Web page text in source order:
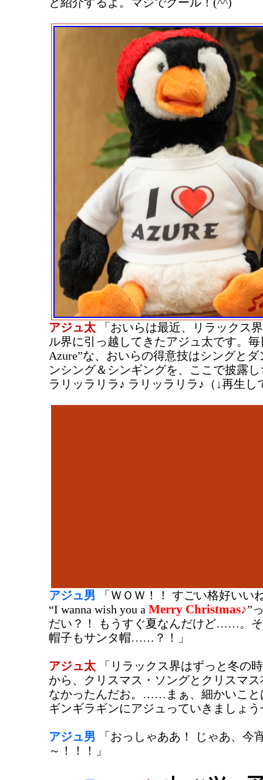
アジュ太 「おいらは最近、リラックス
ル界に引っ越してきたアジュ太です。毎
Azure”な、おいらの得意技はシングと
ンシング＆シンギングを、ここで披露
ラリッラリラ♪ ラリッラリラ♪（↓再生し
アジュ男
「ＷＯＷ！！ すごい格好いい
“I wanna wish you a Merry Christmas♪”
だい？！ もうすぐ夏なんだけど……。
帽子もサンタ帽……？！」
アジュ太 「リラックス界はずっと冬の
から、クリスマス・ソングとクリスマ
なかったんだお。……まぁ、細かいこと
ギンギラギンにアジュっていきましょ
アジュ男 「おっしゃああ！ じゃあ、今
～！！！」